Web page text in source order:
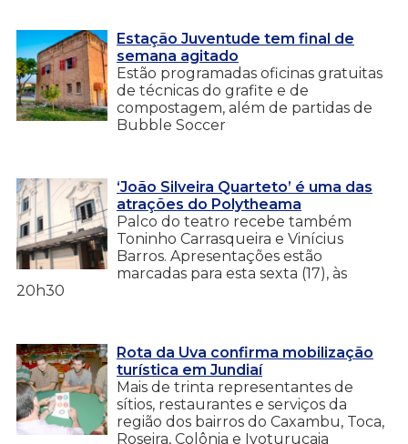
Estação Juventude tem final de
semana agitado
Estão programadas oficinas gratuitas
de técnicas do grafite e de
compostagem, além de partidas de
Bubble Soccer
‘João Silveira Quarteto’ é uma das
atrações do Polytheama
Palco do teatro recebe também
Toninho Carrasqueira e Vinícius
Barros. Apresentações estão
marcadas para esta sexta (17), às
20h30
Rota da Uva confirma mobilização
turística em Jundiaí
Mais de trinta representantes de
sítios, restaurantes e serviços da
região dos bairros do Caxambu, Toca,
Roseira, Colônia e Ivoturucaia